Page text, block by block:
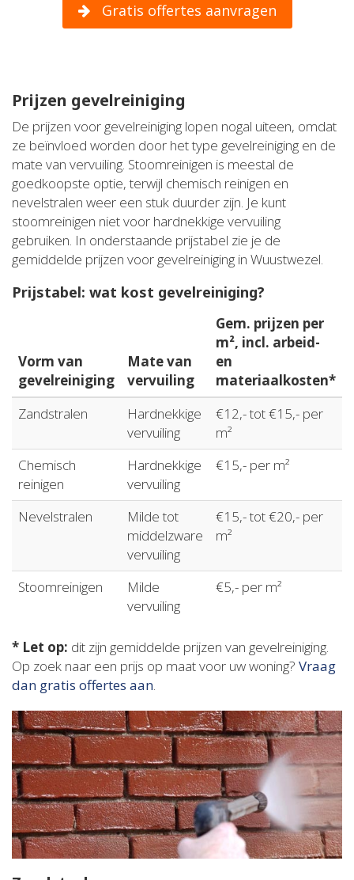
Gratis offertes aanvragen
Prijzen gevelreiniging
De prijzen voor gevelreiniging lopen nogal uiteen, omdat
ze beïnvloed worden door het type gevelreiniging en de
mate van vervuiling. Stoomreinigen is meestal de
goedkoopste optie, terwijl chemisch reinigen en
nevelstralen weer een stuk duurder zijn. Je kunt
stoomreinigen niet voor hardnekkige vervuiling
gebruiken. In onderstaande prijstabel zie je de
gemiddelde prijzen voor gevelreiniging in Wuustwezel.
Prijstabel: wat kost gevelreiniging?
Vorm van
gevelreiniging
Mate van
vervuiling
Gem. prijzen per
m², incl. arbeid-
en
materiaalkosten*
Zandstralen
Hardnekkige
vervuiling
€12,- tot €15,- per
m²
Chemisch
reinigen
Hardnekkige
vervuiling
€15,- per m²
Nevelstralen
Milde tot
middelzware
vervuiling
€15,- tot €20,- per
m²
Stoomreinigen
Milde
vervuiling
€5,- per m²
* Let op: dit zijn gemiddelde prijzen van gevelreiniging.
Op zoek naar een prijs op maat voor uw woning? Vraag
dan gratis offertes aan.